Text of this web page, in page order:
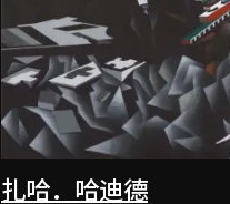
扎哈．哈迪德